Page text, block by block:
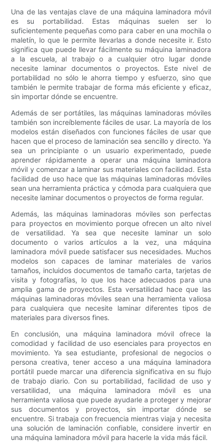
Una de las ventajas clave de una máquina laminadora móvil
es su portabilidad. Estas máquinas suelen ser lo
suficientemente pequeñas como para caber en una mochila o
maletín, lo que le permite llevarlas a donde necesite ir. Esto
significa que puede llevar fácilmente su máquina laminadora
a la escuela, al trabajo o a cualquier otro lugar donde
necesite laminar documentos o proyectos. Este nivel de
portabilidad no sólo le ahorra tiempo y esfuerzo, sino que
también le permite trabajar de forma más eficiente y eficaz,
sin importar dónde se encuentre.
Además de ser portátiles, las máquinas laminadoras móviles
también son increíblemente fáciles de usar. La mayoría de los
modelos están diseñados con funciones fáciles de usar que
hacen que el proceso de laminación sea sencillo y directo. Ya
sea un principiante o un usuario experimentado, puede
aprender rápidamente a operar una máquina laminadora
móvil y comenzar a laminar sus materiales con facilidad. Esta
facilidad de uso hace que las máquinas laminadoras móviles
sean una herramienta práctica y cómoda para cualquiera que
necesite laminar documentos o proyectos de forma regular.
Además, las máquinas laminadoras móviles son perfectas
para proyectos en movimiento porque ofrecen un alto nivel
de versatilidad. Ya sea que necesite laminar un solo
documento o varios artículos a la vez, una máquina
laminadora móvil puede satisfacer sus necesidades. Muchos
modelos son capaces de laminar materiales de varios
tamaños, incluidos documentos de tamaño carta, tarjetas de
visita y fotografías, lo que los hace adecuados para una
amplia gama de proyectos. Esta versatilidad hace que las
máquinas laminadoras móviles sean una herramienta valiosa
para cualquiera que necesite laminar diferentes tipos de
materiales para diversos fines.
En conclusión, una máquina laminadora móvil ofrece la
comodidad y facilidad de uso esenciales para proyectos en
movimiento. Ya sea estudiante, profesional de negocios o
persona creativa, tener acceso a una máquina laminadora
portátil puede marcar una diferencia significativa en su flujo
de trabajo diario. Con su portabilidad, facilidad de uso y
versatilidad, una máquina laminadora móvil es una
herramienta valiosa que puede ayudarle a proteger y mejorar
sus documentos y proyectos, sin importar dónde se
encuentre. Si trabaja con frecuencia mientras viaja y necesita
una solución de laminación confiable, considere invertir en
una máquina laminadora móvil para hacerle la vida más fácil.